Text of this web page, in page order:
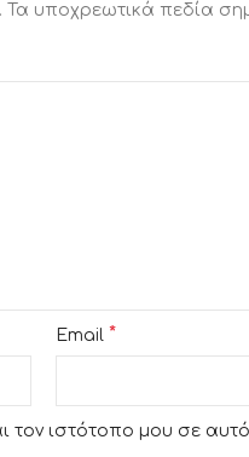
Τα υποχρεωτικά πεδία
Email *
τον ιστότοπο μου σε